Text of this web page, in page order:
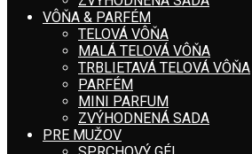
VÔŇA & PARFÉM
TELOVÁ VÔŇA
MALÁ TELOVÁ VÔŇA
TRBLIETAVÁ TELOVÁ VÔŇA
PARFÉM
MINI PARFUM
ZVÝHODNENÁ SADA
PRE MUŽOV